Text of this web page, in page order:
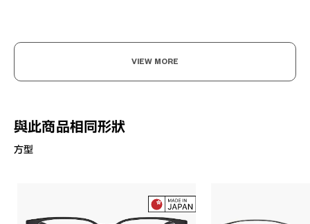
VIEW MORE
與此商品相同形狀
方型